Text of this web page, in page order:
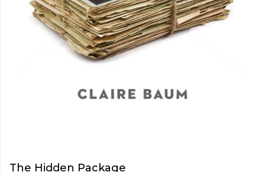
The Hidden Package